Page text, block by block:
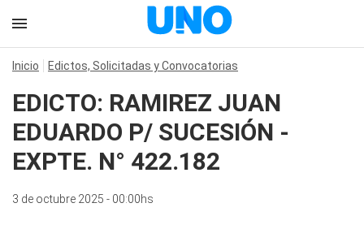
Inicio Edictos, Solicitadas y Convocatorias
EDICTO: RAMIREZ JUAN
EDUARDO P/ SUCESIÓN -
EXPTE. N° 422.182
3 de octubre 2025 - 00:00hs